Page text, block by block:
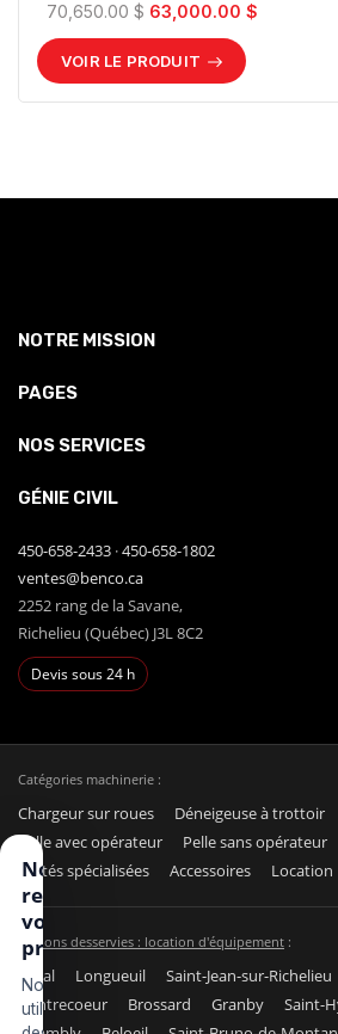
70,650.00 $ 63,000.00 $
VOIR LE PRODUIT
NOTRE MISSION
PAGES
NOS SERVICES
GÉNIE CIVIL
450-658-2433 ·450-658-1802
ventes@benco.ca
2252 rang de la Savane,
Richelieu (Québec) J3L 8C2
Devis sous 24 h
Catégories machinerie :
Chargeur sur roues Déneigeuse à trottoir
Pelle avec opérateur
Pelle sans opérateur
Unités spécialisées
Accessoires Location
Régions desservies : location d'équipement :
Laval Longueuil Saint-Jean-sur-Richelieu
Contrecoeur
Brossard Granby Saint-
Nous
respectons
votre vie
privée
Nous
utilisons